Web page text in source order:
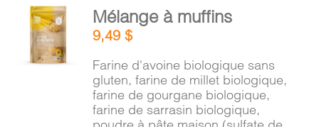
AJOUTER
AU
PANIER
Mélange à muffins
9,49$
Farine d'avoine biologique sans
gluten, farine de millet biologique,
farine de gourgane biologique,
farine de sarrasin biologique,